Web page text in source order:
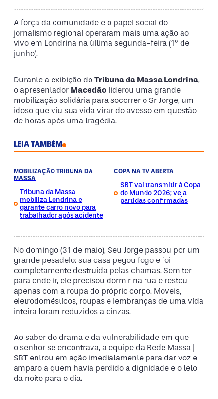
A força da comunidade e o papel social do
jornalismo regional operaram mais uma ação ao
vivo em Londrina na última segunda-feira (1º de
junho).
Durante a exibição do Tribuna da Massa Londrina,
o apresentador Macedão liderou uma grande
mobilização solidária para socorrer o Sr Jorge, um
idoso que viu sua vida virar do avesso em questão
de horas após uma tragédia.
LEIA TAMBÉM
MOBILIZAÇÃO TRIBUNA DA
MASSA
Tribuna da Massa
mobiliza Londrina e
garante carro novo para
trabalhador após acidente
COPA NA TV ABERTA
SBT vai transmitir à Copa
do Mundo 2026; veja
partidas confirmadas
No domingo (31 de maio), Seu Jorge passou por um
grande pesadelo: sua casa pegou fogo e foi
completamente destruída pelas chamas. Sem ter
para onde ir, ele precisou dormir na rua e restou
apenas com a roupa do próprio corpo. Móveis,
eletrodomésticos, roupas e lembranças de uma vida
inteira foram reduzidos a cinzas.
Ao saber do drama e da vulnerabilidade em que
o senhor se encontrava, a equipe da Rede Massa |
SBT entrou em ação imediatamente para dar voz e
amparo a quem havia perdido a dignidade e o teto
da noite para o dia.